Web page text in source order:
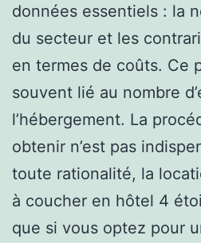
données essentiels : la
du secteur et les
en termes de coûts. Ce
souvent lié au nombre
l’hébergement. La
obtenir n’est pas
toute rationalité, la
à coucher en hôtel 4
que si vous optez pour